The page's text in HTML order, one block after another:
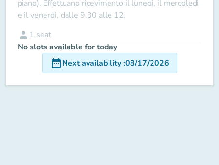
piano). Effettuano ricevimento il lunedì, il mercoledì
e il venerdì, dalle 9.30 alle 12.
person 1 seat
No slots available for today
date_rangeNext availability:08/17/2026